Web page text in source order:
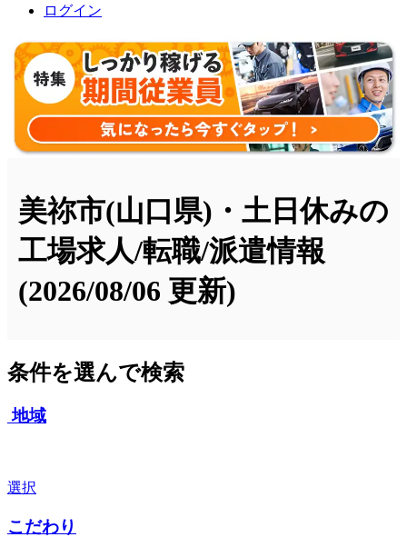
ログイン
美祢市(山口県)・土日休みの
工場求人/転職/派遣情報
(2026/08/06 更新)
条件を選んで検索
地域
選択
こだわり